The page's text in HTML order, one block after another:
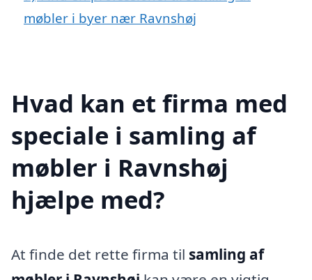
møbler i byer nær Ravnshøj
Hvad kan et firma med
speciale i samling af
møbler i Ravnshøj
hjælpe med?
At finde det rette firma til samling af